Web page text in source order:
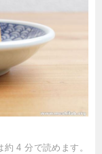
約 4 分で読めます。